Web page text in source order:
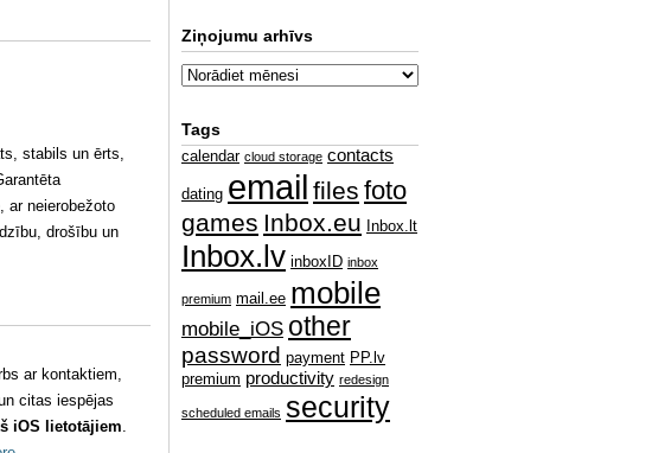
stabils un ērts,
ar neierobežoto
drošību un
ar kontaktiem,
citas iespējas
iOS lietotājiem.
Ziņojumu arhīvs
Tags
calendar cloud storage contacts
dating email files foto
games Inbox.eu Inbox.lt
Inbox.lv inboxID inbox
premium mail.ee mobile
mobile_iOS other
password payment PP.lv
premium productivity redesign
scheduled emails security